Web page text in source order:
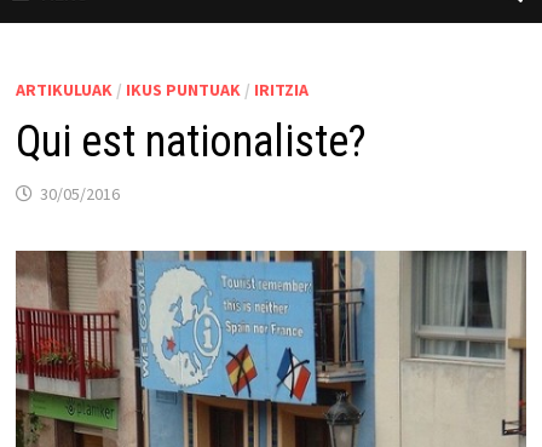
ARTIKULUAK / IKUS PUNTUAK / IRITZIA
Qui est nationaliste?
30/05/2016